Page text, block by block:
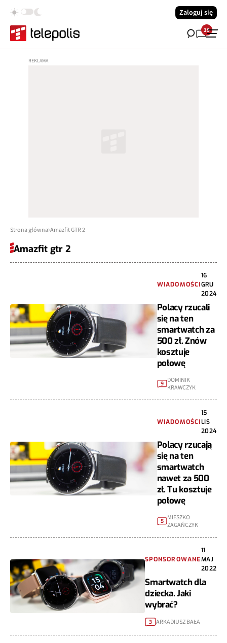
Zaloguj się
39
Strona główna Amazfit GTR 2
Amazfit gtr 2
WIADOMOŚCI
16
GRU
2024
Polacy rzucali
się na ten
smartwatch za
500 zł. Znów
kosztuje
połowę
9
DOMINIK
KRAWCZYK
WIADOMOŚCI
15
LIS
2024
Polacy rzucają
się na ten
smartwatch
nawet za 500
zł. Tu kosztuje
połowę
5 MIESZKO
ZAGAŃCZYK
SPONSOROWANE
11
MAJ
2022
Smartwatch dla
dziecka. Jaki
wybrać?
3 ARKADIUSZ BAŁA